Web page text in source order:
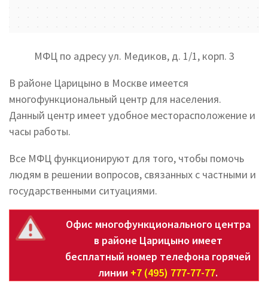
МФЦ по адресу ул. Медиков, д. 1/1, корп. 3
В районе Царицыно в Москве имеется
многофункциональный центр для населения.
Данный центр имеет удобное месторасположение и
часы работы.
Все МФЦ функционируют для того, чтобы помочь
людям в решении вопросов, связанных с частными и
государственными ситуациями.
Офис многофункционального центра
в районе Царицыно имеет
бесплатный номер телефона горячей
линии +7 (495) 777-77-77.